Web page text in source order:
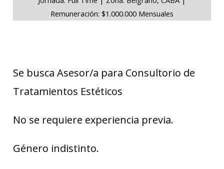
Remuneración: $1.000.000 Mensuales
Se busca Asesor/a para Consultorio de
Tratamientos Estéticos
No se requiere experiencia previa.
Género indistinto.